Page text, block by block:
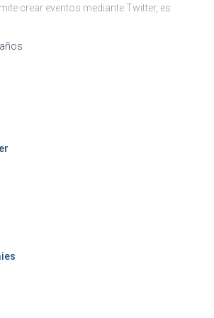
crear eventos mediante Twitter, es